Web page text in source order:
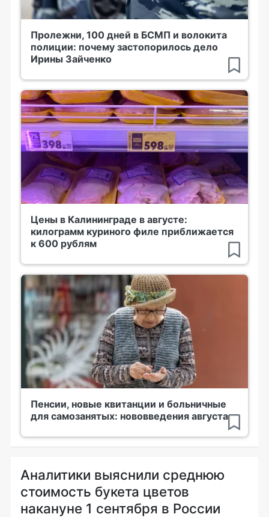
Пролежни, 100 дней в БСМП и волокита
полиции: почему застопорилось дело
Ирины Зайченко
Цены в Калининграде в августе:
килограмм куриного филе приближается
к 600 рублям
Пенсии, новые квитанции и больничные
для самозанятых: нововведения августа
Аналитики выяснили среднюю
стоимость букета цветов
накануне 1 сентября в России